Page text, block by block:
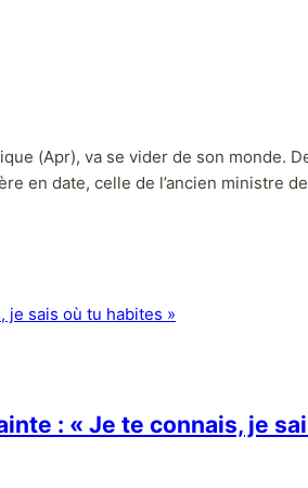
(Apr), va se vider de son monde.
en date, celle de l’ancien ministre
: « Je te connais, je